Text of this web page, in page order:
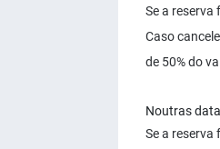
Se a
Caso
de 50% do
Noutras
Se a